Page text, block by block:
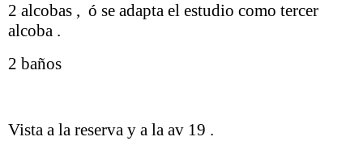
2 alcobas , ó se adapta el estudio como tercer
alcoba .
2 baños
Vista a la reserva y a la av 19 .